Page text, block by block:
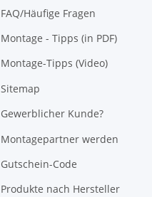
FAQ/Häufige Fragen
Montage - Tipps (in PDF)
Montage-Tipps (Video)
Sitemap
Gewerblicher Kunde?
Montagepartner werden
Gutschein-Code
Produkte nach Hersteller